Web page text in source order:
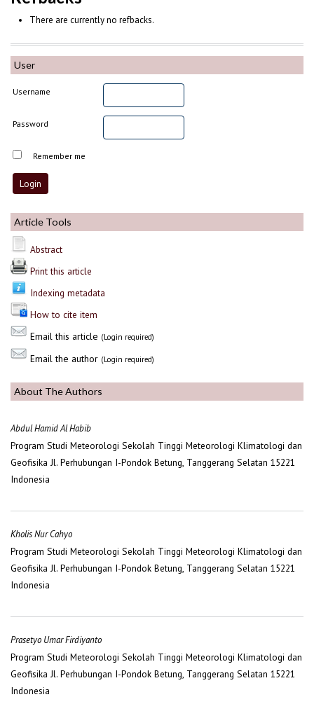
User
Username
Password
Remember me
Article Tools
Abstract
Print this article
Indexing metadata
How to cite item
Email this article (Login required)
Email the author (Login required)
About The Authors
Abdul Hamid Al Habib
Program Studi Meteorologi Sekolah Tinggi Meteorologi Klimatologi dan
Geofisika Jl. Perhubungan I-Pondok Betung, Tanggerang Selatan 15221
Indonesia
Kholis Nur Cahyo
Program Studi Meteorologi Sekolah Tinggi Meteorologi Klimatologi dan
Geofisika Jl. Perhubungan I-Pondok Betung, Tanggerang Selatan 15221
Indonesia
Prasetyo Umar Firdiyanto
Program Studi Meteorologi Sekolah Tinggi Meteorologi Klimatologi dan
Geofisika Jl. Perhubungan I-Pondok Betung, Tanggerang Selatan 15221
Indonesia
There are currently no refbacks.